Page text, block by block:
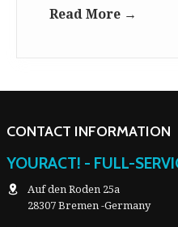
Read More →
CONTACT INFORMATION
YOURACT! - FULL-
Auf den Roden 25a
28307 Bremen -Germany